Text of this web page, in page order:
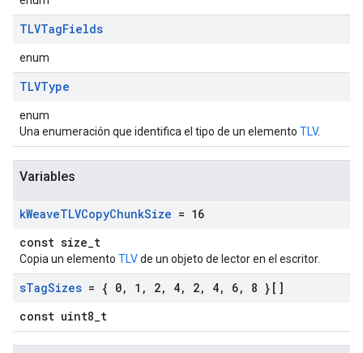
TLVTagFields
enum
TLVType
enum
Una enumeración que identifica el tipo de un elemento TLV.
Variables
kWeaveTLVCopyChunkSize = 16
const size_t
Copia un elemento TLVde un objeto de lector en el escritor.
sTagSizes = { 0, 1 , 2, 4, 2, 4, 6,
8 }[]
const uint8_t